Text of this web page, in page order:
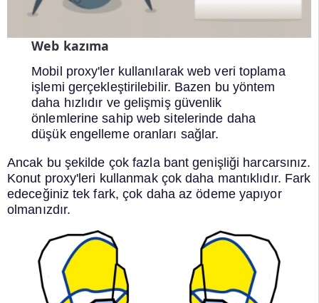
Web kazıma
Mobil proxy'ler kullanılarak web veri toplama
işlemi gerçekleştirilebilir. Bazen bu yöntem
daha hızlıdır ve gelişmiş güvenlik
önlemlerine sahip web sitelerinde daha
düşük engelleme oranları sağlar.
Ancak bu şekilde çok fazla bant genişliği harcarsınız.
Konut proxy'leri kullanmak çok daha mantıklıdır. Fark
edeceğiniz tek fark, çok daha az ödeme yapıyor
olmanızdır.